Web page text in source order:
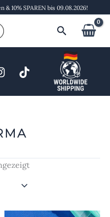
10% SPAREN bis 09.08.2026!
Suchen